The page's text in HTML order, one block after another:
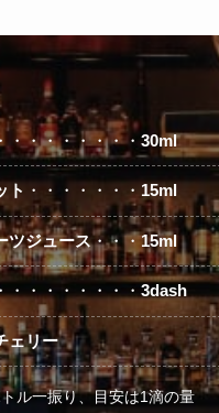
・・・・・・・・ 30ml
ト ・・・・・・・15ml
ツジュース・・・15ml
・・・・・・・・ 3dash
ェリー
ル一振り、目安は1滴の量